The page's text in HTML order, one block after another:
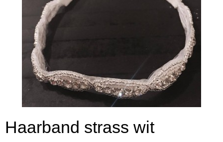
Haarband strass wit